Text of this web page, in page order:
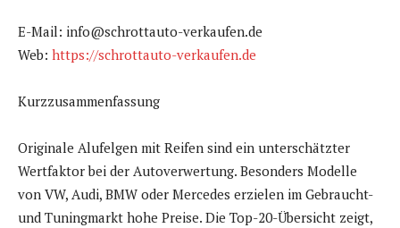
E-Mail: info@schrottauto-verkaufen.de
Web: https://schrottauto-verkaufen.de
Kurzzusammenfassung
Originale Alufelgen mit Reifen sind ein unterschätzter
Wertfaktor bei der Autoverwertung. Besonders Modelle
von VW, Audi, BMW oder Mercedes erzielen im Gebraucht-
und Tuningmarkt hohe Preise. Die Top-20-Übersicht zeigt,